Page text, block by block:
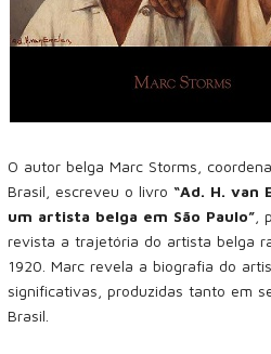
O autor belga Marc Storms,
Brasil, escreveu o livro “Ad. H. van
um artista belga em São Paulo” ,
revista a trajetória do artista belga
1920. Marc revela a biografia do
significativas, produzidas tanto em
Brasil.